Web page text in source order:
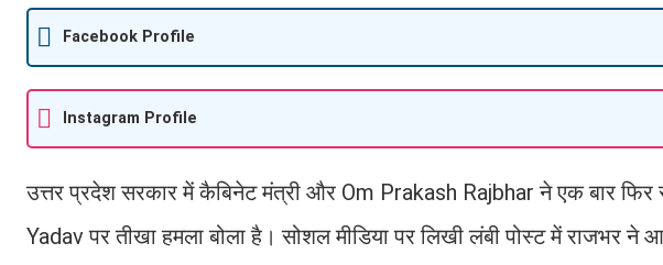
Facebook Profile
Instagram Profile
उत्तर प्रदेश सरकार में कैबिनेट मंत्री और Om Prakash Rajbhar ने एक बार फिर
Yadav पर तीखा हमला बोला है। सोशल मीडिया पर लिखी लंबी पोस्ट में राजभर